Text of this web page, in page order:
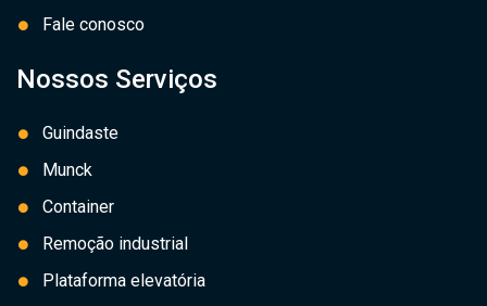
Fale conosco
Nossos Serviços
Guindaste
Munck
Container
Remoção industrial
Plataforma elevatória